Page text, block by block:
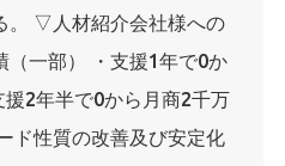
。 ▽人材紹介会社様への
（一部） ・支援1年で0か
2年半で0から月商2千万
ド性質の改善及び安定化